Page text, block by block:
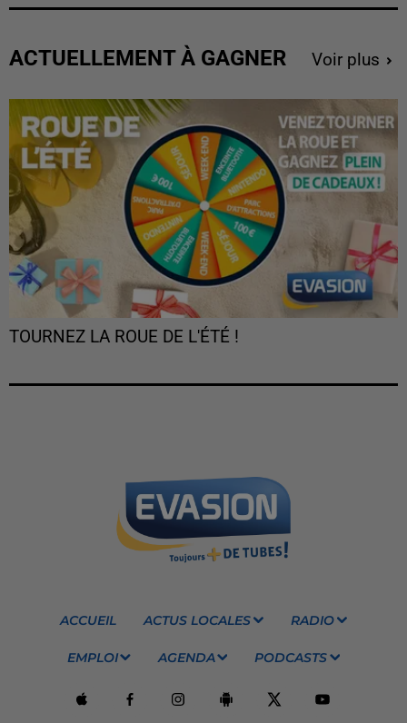
ACTUELLEMENT À GAGNER Voir plus
TOURNEZ LA ROUE DE L'ÉTÉ !
ACCUEIL ACTUS LOCALES RADIO
EMPLOI AGENDA PODCASTS